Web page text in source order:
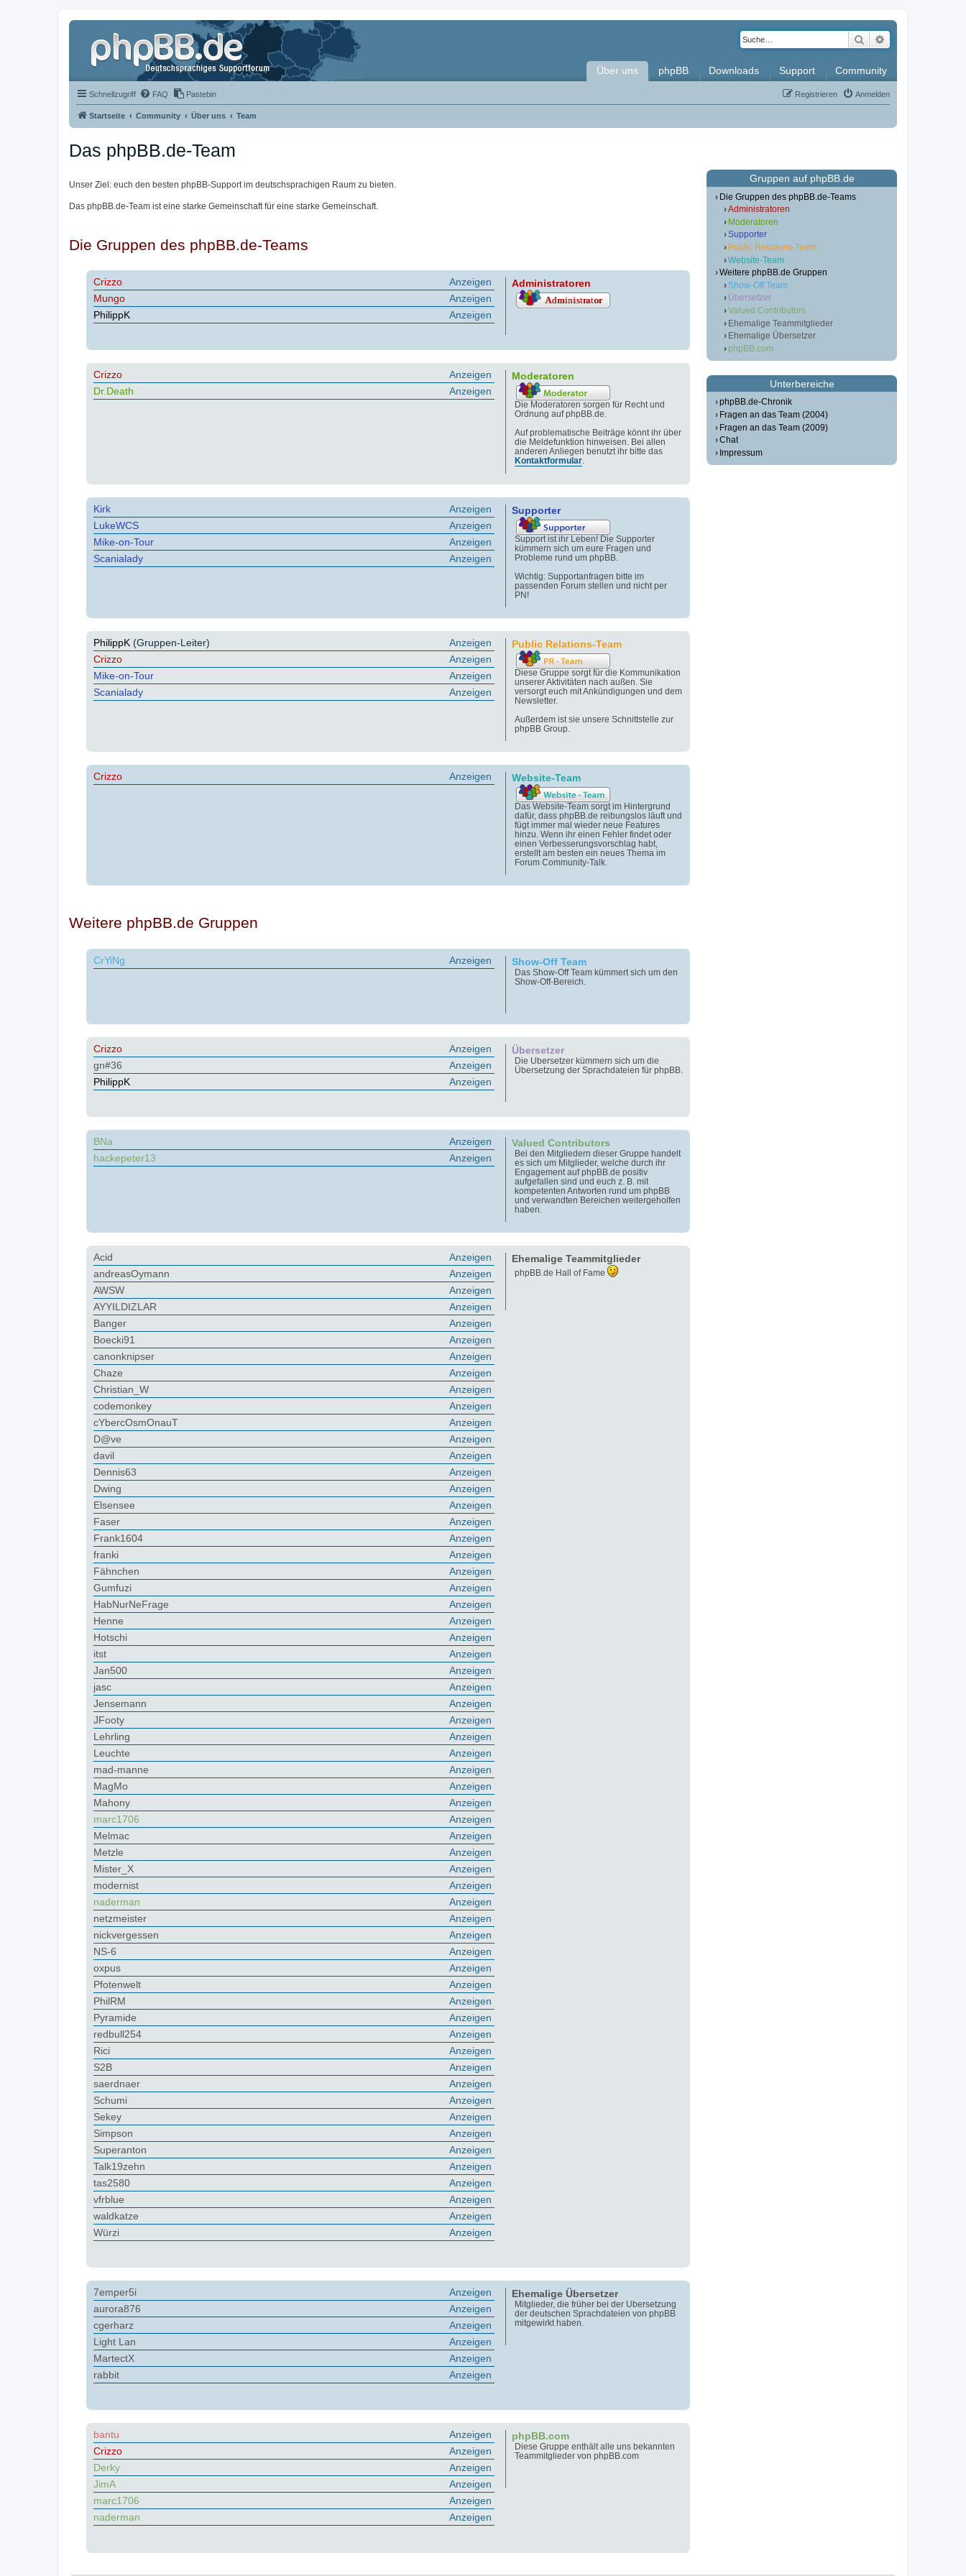
Suche
Über uns phpBB Downloads Support Community
Schnellzugriff FAQ Pastebin Anmelden
Registrieren
Startseite Community Über uns Team
Das phpBB.de-Team
Unser Ziel: euch den besten phpBB-Support im deutschsprachigen Raum zu bieten.
Das phpBB.de-Team ist eine starke Gemeinschaft für eine starke Gemeinschaft.
Die Gruppen des phpBB.de-Teams
Administratoren
Anzeigen
Crizzo
Anzeigen
Mungo
Anzeigen
PhilippK
Moderatoren
Die Moderatoren sorgen für Recht und
Ordnung auf phpBB.de.
Auf problematische Beiträge könnt ihr über
die Meldefunktion hinweisen. Bei allen
anderen Anliegen benutzt ihr bitte das
Kontaktformular.
Anzeigen
Crizzo
Anzeigen
Dr.Death
Supporter
Support ist ihr Leben! Die Supporter
kümmern sich um eure Fragen und
Probleme rund um phpBB.
Wichtig: Supportanfragen bitte im
passenden Forum stellen und nicht per
PN!
Anzeigen
Kirk
Anzeigen
LukeWCS
Anzeigen
Mike-on-Tour
Anzeigen
Scanialady
Public Relations-Team
Diese Gruppe sorgt für die Kommunikation
unserer Aktivitäten nach außen. Sie
versorgt euch mit Ankündigungen und dem
Newsletter.
Außerdem ist sie unsere Schnittstelle zur
phpBB Group.
Anzeigen
PhilippK (Gruppen-Leiter)
Anzeigen
Crizzo
Anzeigen
Mike-on-Tour
Anzeigen
Scanialady
Website-Team
Das Website-Team sorgt im Hintergrund
dafür, dass phpBB.de reibungslos läuft und
fügt immer mal wieder neue Features
hinzu. Wenn ihr einen Fehler findet oder
einen Verbesserungsvorschlag habt,
erstellt am besten ein neues Thema im
Forum Community-Talk.
Anzeigen
Crizzo
Weitere phpBB.de Gruppen
Show-Off Team
Das Show-Off Team kümmert sich um den
Show-Off-Bereich.
Anzeigen
CrYiNg
Übersetzer
Die Übersetzer kümmern sich um die
Übersetzung der Sprachdateien für phpBB.
Anzeigen
Crizzo
Anzeigen
gn#36
Anzeigen
PhilippK
Valued Contributors
Bei den Mitgliedern dieser Gruppe handelt
es sich um Mitglieder, welche durch ihr
Engagement auf phpBB.de positiv
aufgefallen sind und euch z. B. mit
kompetenten Antworten rund um phpBB
und verwandten Bereichen weitergeholfen
haben.
Anzeigen
BNa
Anzeigen
hackepeter13
Ehemalige Teammitglieder
phpBB.de Hall of Fame
Anzeigen
Acid
Anzeigen
andreasOymann
Anzeigen
AWSW
Anzeigen
AYYILDIZLAR
Anzeigen
Banger
Anzeigen
Boecki91
Anzeigen
canonknipser
Anzeigen
Chaze
Anzeigen
Christian_W
Anzeigen
codemonkey
Anzeigen
cYbercOsmOnauT
Anzeigen
D@ve
Anzeigen
davil
Anzeigen
Dennis63
Anzeigen
Dwing
Anzeigen
Elsensee
Anzeigen
Faser
Anzeigen
Frank1604
Anzeigen
franki
Anzeigen
Fähnchen
Anzeigen
Gumfuzi
Anzeigen
HabNurNeFrage
Anzeigen
Henne
Anzeigen
Hotschi
Anzeigen
itst
Anzeigen
Jan500
Anzeigen
jasc
Anzeigen
Jensemann
Anzeigen
JFooty
Anzeigen
Lehrling
Anzeigen
Leuchte
Anzeigen
mad-manne
Anzeigen
MagMo
Anzeigen
Mahony
Anzeigen
marc1706
Anzeigen
Melmac
Anzeigen
Metzle
Anzeigen
Mister_X
Anzeigen
modernist
Anzeigen
naderman
Anzeigen
netzmeister
Anzeigen
nickvergessen
Anzeigen
NS-6
Anzeigen
oxpus
Anzeigen
Pfotenwelt
Anzeigen
PhilRM
Anzeigen
Pyramide
Anzeigen
redbull254
Anzeigen
Rici
Anzeigen
S2B
Anzeigen
saerdnaer
Anzeigen
Schumi
Anzeigen
Sekey
Anzeigen
Simpson
Anzeigen
Superanton
Anzeigen
Talk19zehn
Anzeigen
tas2580
Anzeigen
vfrblue
Anzeigen
waldkatze
Anzeigen
Würzi
Ehemalige Übersetzer
Mitglieder, die früher bei der Übersetzung
der deutschen Sprachdateien von phpBB
mitgewirkt haben.
Anzeigen
7emper5i
Anzeigen
aurora876
Anzeigen
cgerharz
Anzeigen
Light Lan
Anzeigen
MartectX
Anzeigen
rabbit
phpBB.com
Diese Gruppe enthält alle uns bekannten
Teammitglieder von phpBB.com
Anzeigen
bantu
Anzeigen
Crizzo
Anzeigen
Derky
Anzeigen
JimA
Anzeigen
marc1706
Anzeigen
naderman
Gruppen auf phpBB.de
Die Gruppen des phpBB.de-Teams
Administratoren
Moderatoren
Supporter
Public Relations-Team
Website-Team
Weitere phpBB.de Gruppen
Show-Off Team
Übersetzer
Valued Contributors
Ehemalige Teammitglieder
Ehemalige Übersetzer
phpBB.com
Unterbereiche
phpBB.de-Chronik
Fragen an das Team (2004)
Fragen an das Team (2009)
Chat
Impressum